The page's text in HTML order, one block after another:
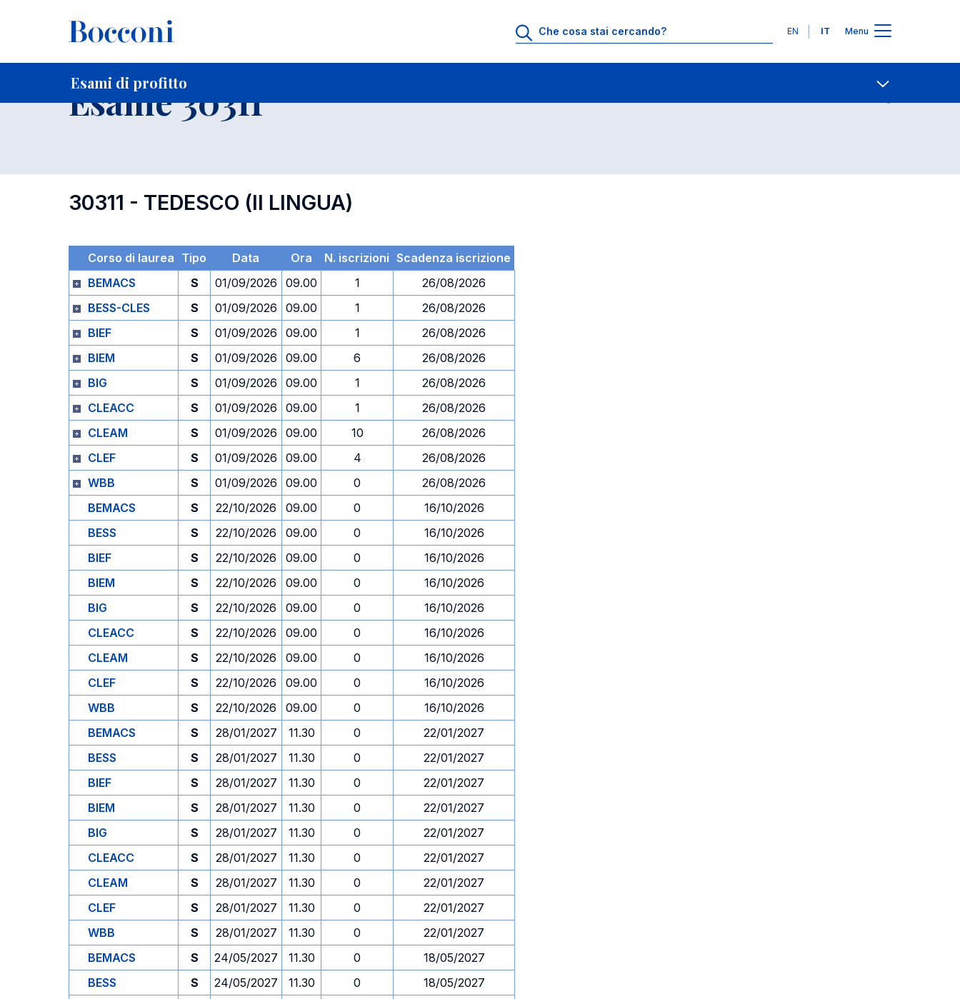
Lingue
EN IT Menu
Esami di profitto
Home Per studenti iscritti Contatti
Esame 30311
30311 - TEDESCO (II LINGUA)
Corso di laurea Tipo Data Ora N. iscrizioni Scadenza iscrizione
BEMACS
S 01/09/2026 09.00 1
26/08/2026
BESS-CLES
S 01/09/2026 09.00 1
26/08/2026
BIEF
S 01/09/2026 09.00 1
26/08/2026
BIEM
S 01/09/2026 09.00 6
26/08/2026
BIG
S 01/09/2026 09.00 1
26/08/2026
CLEACC
S 01/09/2026 09.00 1
26/08/2026
CLEAM
S 01/09/2026 09.00 10
26/08/2026
CLEF
S 01/09/2026 09.00 4
26/08/2026
WBB
S 01/09/2026 09.00 0
26/08/2026
BEMACS
S 22/10/2026 09.00 0
16/10/2026
BESS
S 22/10/2026 09.00 0
16/10/2026
BIEF
S 22/10/2026 09.00 0
16/10/2026
BIEM
S 22/10/2026 09.00 0
16/10/2026
BIG
S 22/10/2026 09.00 0
16/10/2026
CLEACC
S 22/10/2026 09.00 0
16/10/2026
CLEAM
S 22/10/2026 09.00 0
16/10/2026
CLEF
S 22/10/2026 09.00 0
16/10/2026
WBB
S 22/10/2026 09.00 0
16/10/2026
BEMACS
S 28/01/2027 11.30 0
22/01/2027
BESS
S 28/01/2027 11.30 0
22/01/2027
BIEF
S 28/01/2027 11.30 0
22/01/2027
BIEM
S 28/01/2027 11.30 0
22/01/2027
BIG
S 28/01/2027 11.30 0
22/01/2027
CLEACC
S 28/01/2027 11.30 0
22/01/2027
CLEAM
S 28/01/2027 11.30 0
22/01/2027
CLEF
S 28/01/2027 11.30 0
22/01/2027
WBB
S 28/01/2027 11.30 0
22/01/2027
BEMACS
S 24/05/2027 11.30 0
18/05/2027
BESS
S 24/05/2027 11.30 0
18/05/2027